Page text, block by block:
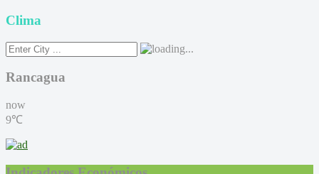
Clima
Rancagua
now
9℃